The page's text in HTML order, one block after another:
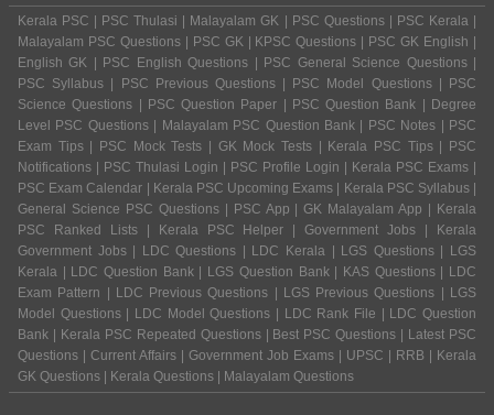
Kerala PSC | PSC Thulasi | Malayalam GK | PSC Questions | PSC Kerala |
Malayalam PSC Questions | PSC GK | KPSC Questions | PSC GK English |
English GK | PSC English Questions | PSC General Science Questions |
PSC Syllabus | PSC Previous Questions | PSC Model Questions | PSC
Science Questions | PSC Question Paper | PSC Question Bank | Degree
Level PSC Questions | Malayalam PSC Question Bank | PSC Notes | PSC
Exam Tips | PSC Mock Tests | GK Mock Tests | Kerala PSC Tips | PSC
Notifications | PSC Thulasi Login | PSC Profile Login | Kerala PSC Exams |
PSC Exam Calendar | Kerala PSC Upcoming Exams | Kerala PSC Syllabus |
General Science PSC Questions | PSC App | GK Malayalam App | Kerala
PSC Ranked Lists | Kerala PSC Helper | Government Jobs | Kerala
Government Jobs | LDC Questions | LDC Kerala | LGS Questions | LGS
Kerala | LDC Question Bank | LGS Question Bank | KAS Questions | LDC
Exam Pattern | LDC Previous Questions | LGS Previous Questions | LGS
Model Questions | LDC Model Questions | LDC Rank File | LDC Question
Bank | Kerala PSC Repeated Questions | Best PSC Questions | Latest PSC
Questions | Current Affairs | Government Job Exams | UPSC | RRB | Kerala
GK Questions | Kerala Questions | Malayalam Questions